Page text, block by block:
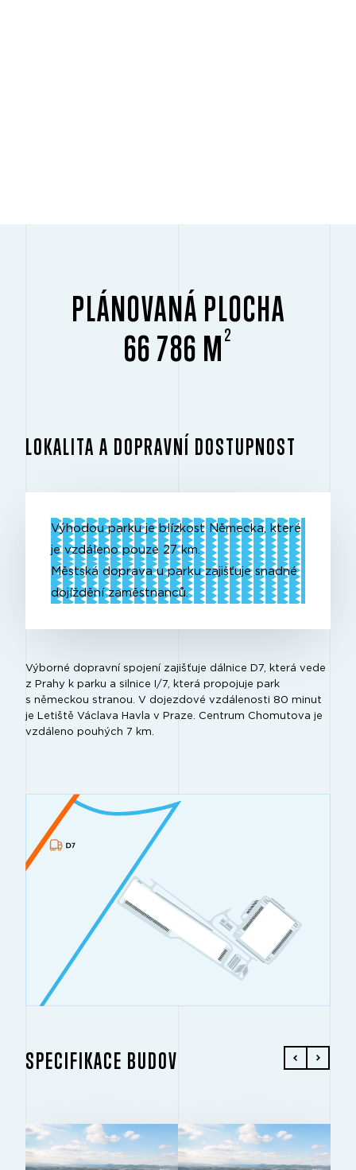
PLÁNOVANÁ PLOCHA
66 786 M 2
LOKALITA A DOPRAVNÍ DOSTUPNOST
Výhodou parku je blízkost Německa, které
je vzdáleno pouze 27 km.
Městská doprava u parku zajišťuje snadné
dojíždění zaměstnanců.
Výborné dopravní spojení zajišťuje dálnice D7, která vede
z Prahy k parku a silnice I/7, která propojuje park
s německou stranou. V dojezdové vzdálenosti 80 minut
je Letiště Václava Havla v Praze. Centrum Chomutova je
vzdáleno pouhých 7 km.
SPECIFIKACE BUDOV
BUDOVA 1.1
25 754 M
BUDOVA 2.1
41 032 M